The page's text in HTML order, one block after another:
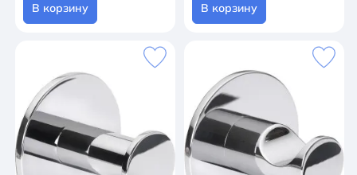
В корзину В корзину